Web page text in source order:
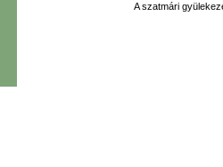
A szatmári